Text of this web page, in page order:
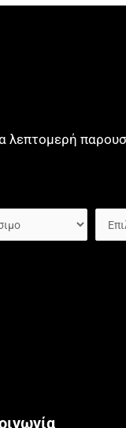
λεπτομερή